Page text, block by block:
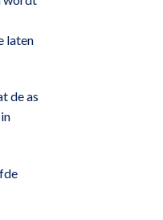
laten
de as